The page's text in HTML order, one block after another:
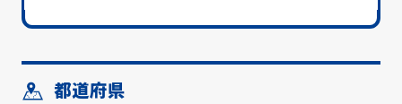
都道府県